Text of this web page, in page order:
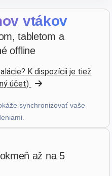
depuis plus de 10 ans.
les plateformes le rend
v4.3.21
vtákov
tabletom a
offline
K dispozícii je tiež
účet)
synchronizovať vaše
až na 5